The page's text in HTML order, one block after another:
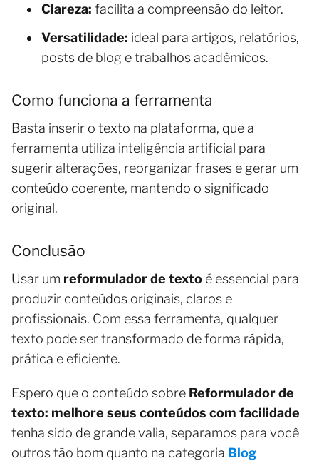
Clareza: facilita a compreensão do leitor.
Versatilidade: ideal para artigos, relatórios,
posts de blog e trabalhos acadêmicos.
Como funciona a ferramenta
Basta inserir o texto na plataforma, que a
ferramenta utiliza inteligência artificial para
sugerir alterações, reorganizar frases e gerar um
conteúdo coerente, mantendo o significado
original.
Conclusão
Usar um reformulador de texto é essencial para
produzir conteúdos originais, claros e
profissionais. Com essa ferramenta, qualquer
texto pode ser transformado de forma rápida,
prática e eficiente.
Espero que o conteúdo sobre Reformulador de
texto: melhore seus conteúdos com facilidade
tenha sido de grande valia, separamos para você
outros tão bom quanto na categoria Blog